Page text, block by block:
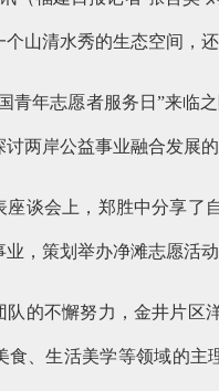
山清水秀的生态空间，
青年志愿者服务日”来临
两岸公益事业融合发展
座谈会上，郑胜中分享了
，策划举办净滩志愿活
队的不懈努力，金井片区
食、生活美学等领域的